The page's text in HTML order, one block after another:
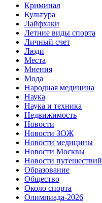
Криминал
Культура
Лайфхаки
Летние виды спорта
Личный счет
Люди
Места
Мнения
Мода
Народная медицина
Наука
Наука и техника
Недвижимость
Новости
Новости ЗОЖ
Новости медицины
Новости Москвы
Новости путешествий
Образование
Общество
Около спорта
Олимпиада-2026